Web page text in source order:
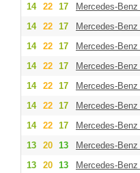
14
22 17 Mercedes-Benz
14
22 17 Mercedes-Benz
14
22 17 Mercedes-Benz
14
22 17 Mercedes-Benz
14
22 17 Mercedes-Benz
14
22 17 Mercedes-Benz
14
22 17 Mercedes-Benz
13
20 13 Mercedes-Benz
13
20 13 Mercedes-Benz